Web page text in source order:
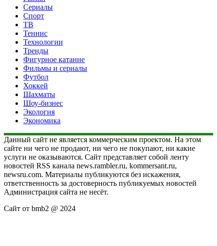
Сериалы
Спорт
ТВ
Теннис
Технологии
Тренды
Фигурное катание
Фильмы и сериалы
Футбол
Хоккей
Шахматы
Шоу-бизнес
Экология
Экономика
Данный сайт не является коммерческим проектом. На этом
сайте ни чего не продают, ни чего не покупают, ни какие
услуги не оказываются. Сайт представляет собой ленту
новостей RSS канала news.rambler.ru, kommersant.ru,
newsru.com. Материалы публикуются без искажения,
ответственность за достоверность публикуемых новостей
Администрация сайта не несёт.
Сайт от bmb2 @ 2024